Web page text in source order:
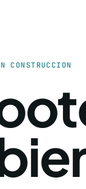
CONSTRUCCION